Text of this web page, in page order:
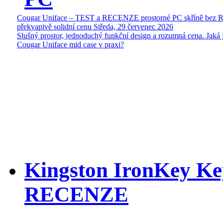
Cougar Uniface – TEST a RECENZE prostorné PC skříně bez
překvapivě solidní cenu Středa, 29 červenec 2026
Slušný prostor, jednoduchý funkční design a rozumná cena. Jaká
Cougar Uniface mid case v praxi?
Kingston IronKey
RECENZE